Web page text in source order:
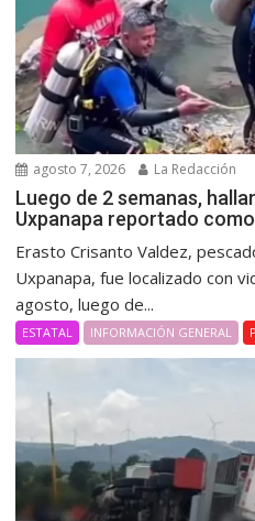
agosto 7, 2026 La Redacción
Luego de 2 semanas,
Uxpanapa reportado
Erasto Crisanto Valdez,
Uxpanapa, fue localizado con
agosto, luego de...
ESTATAL INFORMACIÓN GENERAL